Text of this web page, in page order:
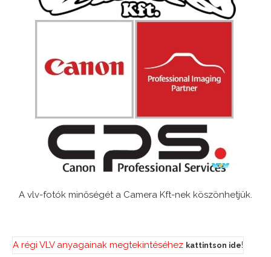
A vlv-fotók minőségét a Camera Kft-nek köszönhetjük.
A régi VLV anyagainak megtekintéséhez kattintson ide!